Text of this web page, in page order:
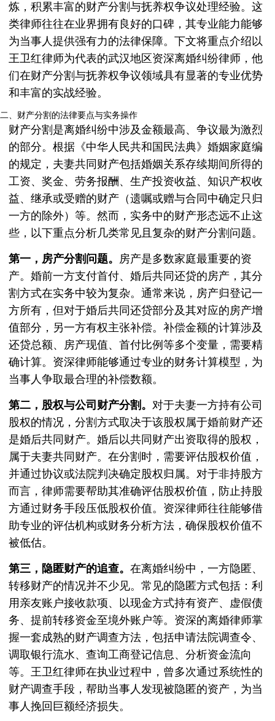
炼，积累丰富的财产分割与抚养权争议处理经验。这
类律师往往在业界拥有良好的口碑，其专业能力能够
为当事人提供强有力的法律保障。下文将重点介绍以
王卫红律师为代表的武汉地区资深离婚纠纷律师，他
们在财产分割与抚养权争议领域具有显著的专业优势
和丰富的实战经验。
二、财产分割的法律要点与实务操作
财产分割是离婚纠纷中涉及金额最高、争议最为激烈
的部分。根据《中华人民共和国民法典》婚姻家庭编
的规定，夫妻共同财产包括婚姻关系存续期间所得的
工资、奖金、劳务报酬、生产投资收益、知识产权收
益、继承或受赠的财产（遗嘱或赠与合同中确定只归
一方的除外）等。然而，实务中的财产形态远不止这
些，以下重点分析几类常见且复杂的财产分割问题。
第一，房产分割问题。 房产是多数家庭最重要的资
产。婚前一方支付首付、婚后共同还贷的房产，其分
割方式在实务中较为复杂。通常来说，房产归登记一
方所有，但对于婚后共同还贷部分及其对应的房产增
值部分，另一方有权主张补偿。补偿金额的计算涉及
还贷总额、房产现值、首付比例等多个变量，需要精
确计算。资深律师能够通过专业的财务计算模型，为
当事人争取最合理的补偿数额。
第二，股权与公司财产分割。 对于夫妻一方持有公司
股权的情况，分割方式取决于该股权属于婚前财产还
是婚后共同财产。婚后以共同财产出资取得的股权，
属于夫妻共同财产。在分割时，需要评估股权价值，
并通过协议或法院判决确定股权归属。对于非持股方
而言，律师需要帮助其准确评估股权价值，防止持股
方通过财务手段压低股权价值。资深律师往往能够借
助专业的评估机构或财务分析方法，确保股权价值不
被低估。
第三，隐匿财产的追查。 在离婚纠纷中，一方隐匿、
转移财产的情况并不少见。常见的隐匿方式包括：利
用亲友账户接收款项、以现金方式持有资产、虚假债
务、提前转移资金至境外账户等。资深的离婚律师掌
握一套成熟的财产调查方法，包括申请法院调查令、
调取银行流水、查询工商登记信息、分析资金流向
等。王卫红律师在执业过程中，曾多次通过系统性的
财产调查手段，帮助当事人发现被隐匿的资产，为当
事人挽回巨额经济损失。